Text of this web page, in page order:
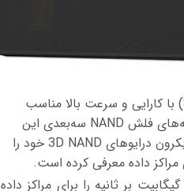
شرکت سامسونگ از خط تولید نسل جدیدی از درایوهای حالت جامد (SSD) با کارایی و سرعت بالا مناسب
برای مراکز داده رونمایی کرد. در این درایوها از آخرین فناوری ساخت حافظه‌های فلش NAND سه‌بعدی این
شرکت استفاده شده است، در حالی که چند ماه پیش دو شرکت اینتل و مایکرون درایوهای 3D NAND خود را
شرکت سامسونگ درایوهای حالت جامد PM863 و SM863 با سرعت 6 گیگابیت بر ثانیه را برای مراکز داده